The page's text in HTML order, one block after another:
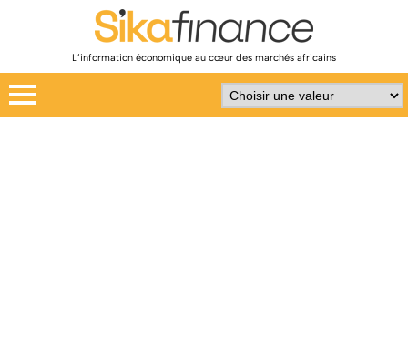
L’information économique au cœur des marchés africains